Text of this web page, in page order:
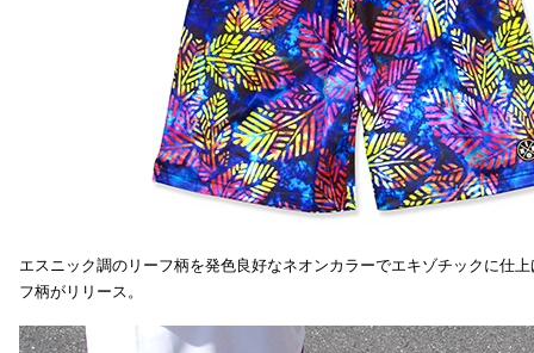
エスニック調のリーフ柄を発色良好なネオンカラーでエキゾチックに仕
フ柄がリリース。